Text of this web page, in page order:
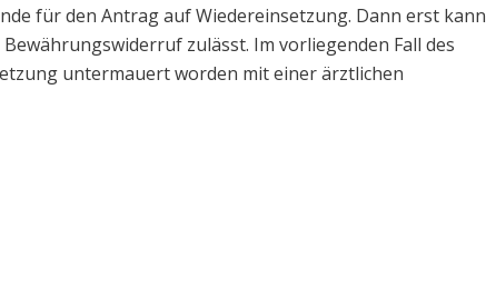
für den Antrag auf Wiedereinsetzung. Dann erst kann
zulässt. Im vorliegenden Fall des
untermauert worden mit einer ärztlichen